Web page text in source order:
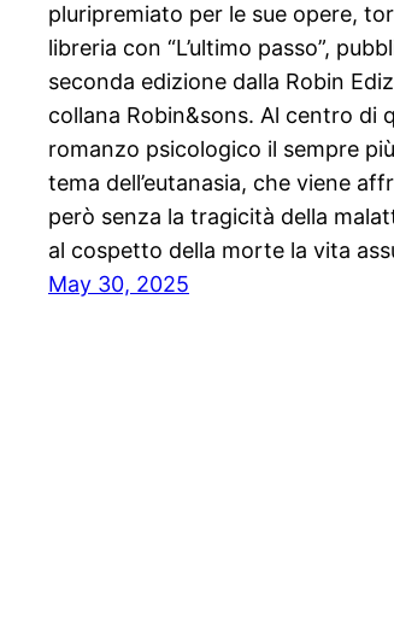
pluripremiato per le sue opere,
libreria con “L’ultimo passo”,
seconda edizione dalla Robin
collana Robin&sons. Al centro di
romanzo psicologico il sempre
tema dell’eutanasia, che viene
però senza la tragicità della
al cospetto della morte la vita
May 30, 2025